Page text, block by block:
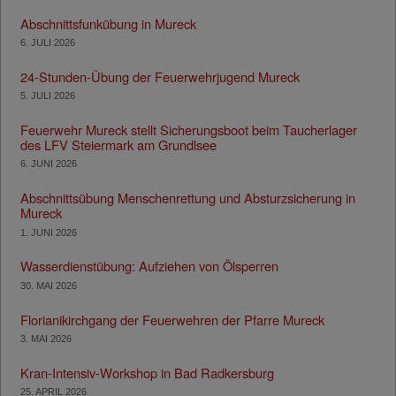
Abschnittsfunkübung in Mureck
6. JULI 2026
24-Stunden-Übung der Feuerwehrjugend Mureck
5. JULI 2026
Feuerwehr Mureck stellt Sicherungsboot beim Taucherlager
des LFV Steiermark am Grundlsee
6. JUNI 2026
Abschnittsübung Menschenrettung und Absturzsicherung in
Mureck
1. JUNI 2026
Wasserdienstübung: Aufziehen von Ölsperren
30. MAI 2026
Florianikirchgang der Feuerwehren der Pfarre Mureck
3. MAI 2026
Kran-Intensiv-Workshop in Bad Radkersburg
25. APRIL 2026